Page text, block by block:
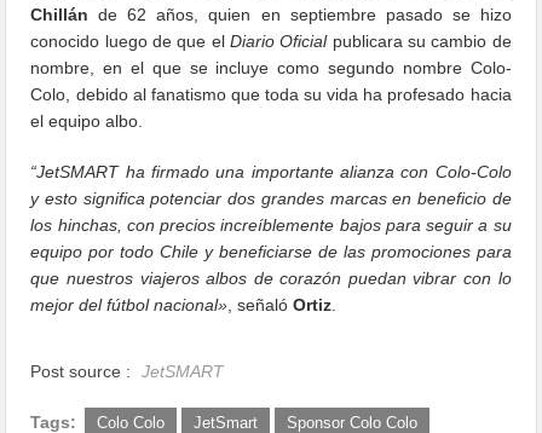
Chillán de 62 años, quien en septiembre pasado se hizo
conocido luego de que el Diario Oficialpublicara su cambio de
nombre, en el que se incluye como segundo nombre Colo-
Colo, debido al fanatismo que toda su vida ha profesado hacia
el equipo albo.
“JetSMART ha firmado una importante alianza con Colo-Colo
y esto significa potenciar dos grandes marcas en beneficio de
los hinchas, con precios increíblemente bajos para seguir a su
equipo por todo Chile y beneficiarse de las promociones para
que nuestros viajeros albos de corazón puedan vibrar con lo
mejor del fútbol nacional» , señalóOrtiz
Post source : JetSMART
Tags: Colo Colo JetSmart
Sponsor Colo Colo